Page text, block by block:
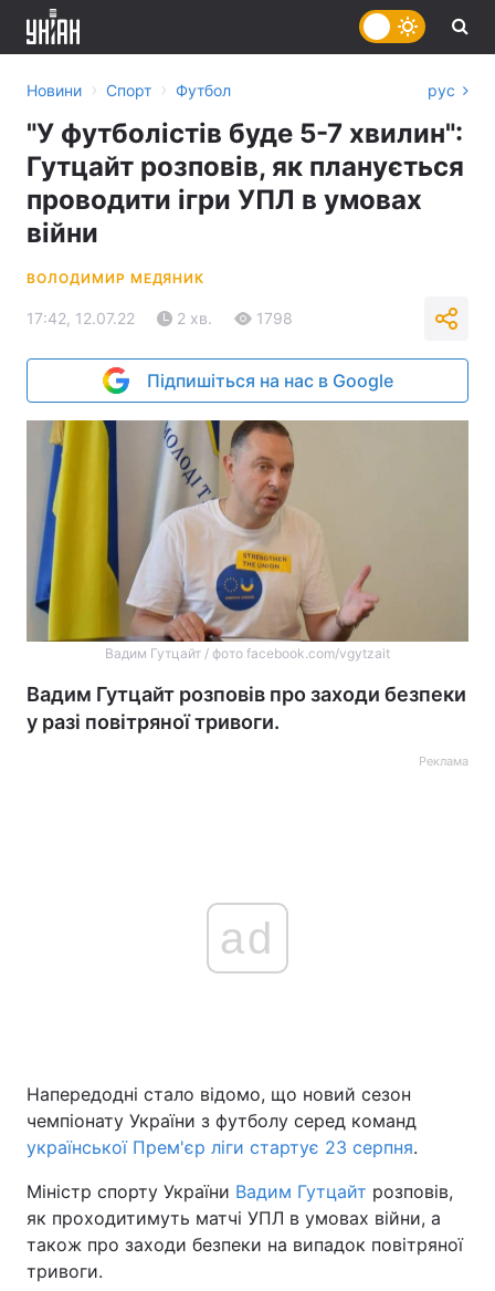
Україна Політика
Економіка
Спорт Наука
Техно і зв'язок
Новини › Спорт › Футбол рус
"У футболістів буде 5-7 хвилин":
Гутцайт розповів, як планується
проводити ігри УПЛ в умовах
війни
ВОЛОДИМИР МЕДЯНИК
17:42, 12.07.22 2 хв. 1798
Підпишіться на нас в Google
Вадим Гутцайт / фото facebook.com/vgytzait
Вадим Гутцайт розповів про заходи безпеки
у разі повітряної тривоги.
Реклама
ad
Напередодні стало відомо, що новий сезон
чемпіонату України з футболу серед команд
української Прем'єр ліги стартує 23 серпня.
Міністр спорту України Вадим Гутцайт розповів,
як проходитимуть матчі УПЛ в умовах війни, а
також про заходи безпеки на випадок повітряної
тривоги.